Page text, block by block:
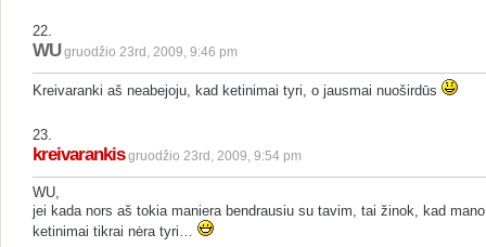
22.
WU gruodžio 23rd, 2009, 9:46 pm
Kreivaranki aš neabejoju, kad ketinimai tyri, o jausmai nuoširdūs
23.
kreivarankis gruodžio 23rd, 2009, 9:54 pm
WU,
jei kada nors aš tokia maniera bendrausiu su tavim, tai žinok, kad mano
ketinimai tikrai nėra tyri…